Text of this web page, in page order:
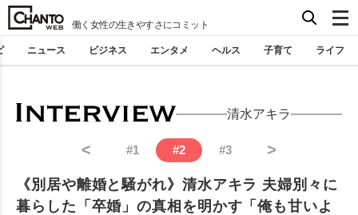
働く女性の生きやすさにコミット
ニュース ビジネス エンタメ ヘルス 子育て ライフ
清水アキラ
< #1 #2 #3 >
《別居や離婚と騒がれ》清水アキラ 夫婦別々に
暮らした「卒婚」の真相を明かす「俺も甘いよ